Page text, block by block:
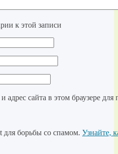
к этой записи
адрес сайта в этом браузере
для борьбы со спамом. Узнайте,